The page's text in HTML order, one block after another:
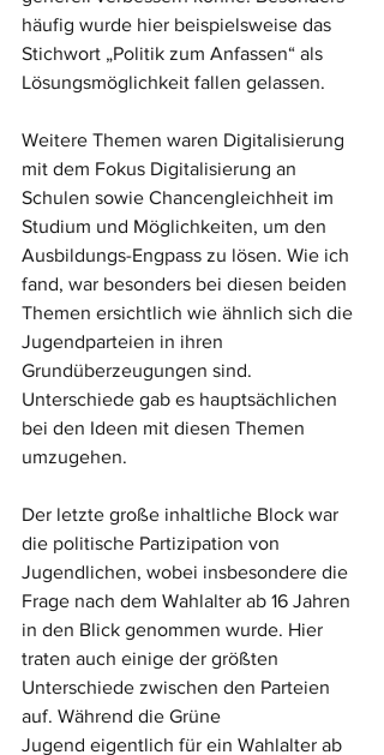
häufig wurde hier beispielsweise das
Stichwort „Politik zum Anfassen“ als
Lösungsmöglichkeit fallen gelassen.
Weitere Themen waren Digitalisierung
mit dem Fokus Digitalisierung an
Schulen sowie Chancengleichheit im
Studium und Möglichkeiten, um den
Ausbildungs-Engpass zu lösen. Wie ich
fand, war besonders bei diesen beiden
Themen ersichtlich wie ähnlich sich die
Jugendparteien in ihren
Grundüberzeugungen sind.
Unterschiede gab es hauptsächlichen
bei den Ideen mit diesen Themen
umzugehen.
Der letzte große inhaltliche Block war
die politische Partizipation von
Jugendlichen, wobei insbesondere die
Frage nach dem Wahlalter ab 16 Jahren
in den Blick genommen wurde. Hier
traten auch einige der größten
Unterschiede zwischen den Parteien
auf. Während die Grüne
Jugend eigentlich für ein Wahlalter ab